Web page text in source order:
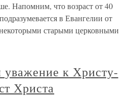
Напомним, что возраст от 40
в Евангелии от
старыми церковными
к Христу-
Христа